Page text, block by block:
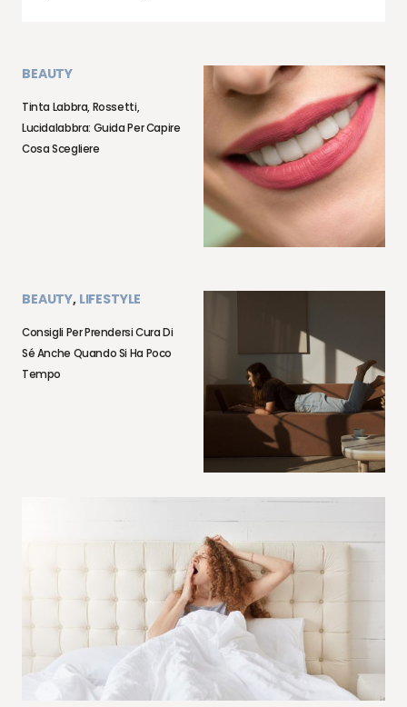
BEAUTY
Tinta Labbra, Rossetti,
Lucidalabbra: Guida Per Capire
Cosa Scegliere
BEAUTY, LIFESTYLE
Consigli Per Prendersi Cura Di
Sé Anche Quando Si Ha Poco
Tempo